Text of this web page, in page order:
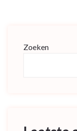
Zoeken